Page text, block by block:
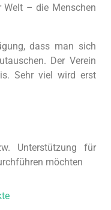
Welt – die Menschen
dass man sich
Der Verein
Sehr viel wird erst
Unterstützung für
möchten